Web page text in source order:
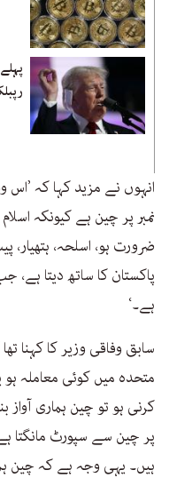
انہوں نے مزید کہا کہ
نمبر پر چین ہے کیونکہ
ضرورت ہو، اسلحہ،
پاکستان کا ساتھ دیتا ہے،
ہے۔‘
سابق وفاقی وزیر کا کہنا
متحدہ میں کوئی معاملہ
کرنی ہو تو چین ہماری
پر چین سے سپورٹ مانگتا
ہیں۔ یہی وجہ ہے کہ چین